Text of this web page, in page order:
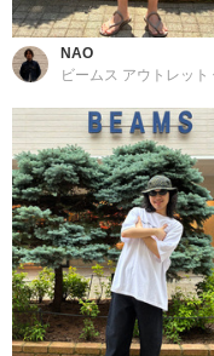
NAO
ビームス アウトレット